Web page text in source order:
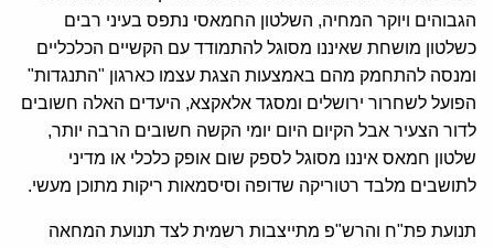
הגבוהים ויוקר המחיה, השלטון החמאסי נתפס בעיני רבים
כשלטון מושחת שאיננו מסוגל להתמודד עם הקשיים הכלכליים
ומנסה להתחמק מהם באמצעות הצגת עצמו כארגון "התנגדות"
הפועל לשחרור ירושלים ומסגד אלאקצא, היעדים האלה חשובים
לדור הצעיר אבל הקיום היום יומי הקשה חשובים הרבה יותר,
שלטון חמאס איננו מסוגל לספק שום אופק כלכלי או מדיני
לתושבים מלבד רטוריקה שדופה וסיסמאות ריקות מתוכן מעשי.
תנועת פת"ח והרש"פ מתייצבות רשמית לצד תנועת המחאה